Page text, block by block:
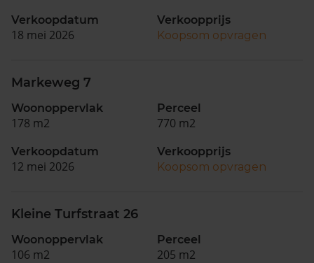
Verkoopdatum
18 mei 2026
Verkoopprijs
Koopsom opvragen
Markeweg 7
Woonoppervlak
178 m2
Perceel
770 m2
Verkoopdatum
12 mei 2026
Verkoopprijs
Koopsom opvragen
Kleine Turfstraat 26
Woonoppervlak
106 m2
Perceel
205 m2